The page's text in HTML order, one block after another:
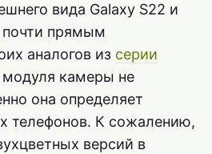
вида Galaxy S22 и
почти прямым
аналогов из серии
камеры не
она определяет
телефонов. К сожалению,
версий в